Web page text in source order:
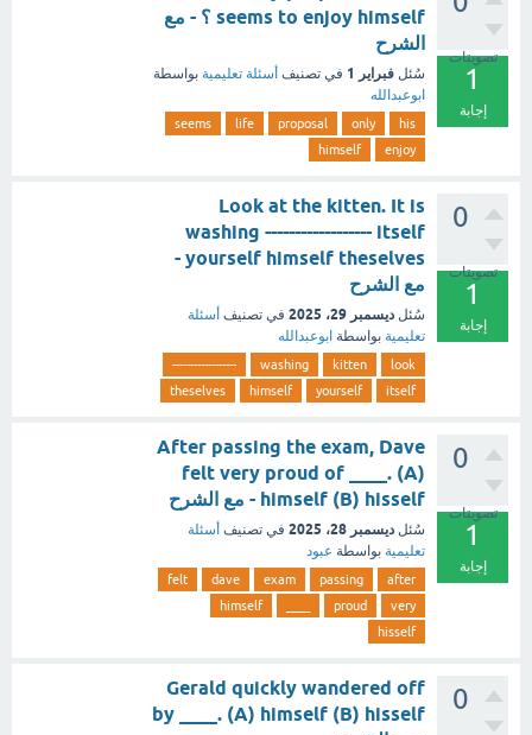
تصويتات
1
إجابة
seems to enjoy himself ؟ - مع
الشرح
سُئل فبراير 1 في تصنيف أسئلة تعليمية بواسطة
ابوعبدالله
his
only
proposal
life
seems
enjoy
himself
0
تصويتات
1
إجابة
Look at the kitten. It is
washing ------------------ itself
yourself himself theselves -
مع الشرح
سُئل ديسمبر 29، 2025 في تصنيف أسئلة
تعليمية بواسطة ابوعبدالله
look
kitten
washing
------------------
itself
yourself
himself
theselves
0
تصويتات
1
إجابة
After passing the exam, Dave
felt very proud of ____. (A)
himself (B) hisself - مع الشرح
سُئل ديسمبر 28، 2025 في تصنيف أسئلة
تعليمية بواسطة عبود
after
passing
exam
dave
felt
very
proud
himself
hisself
0
Gerald quickly wandered off
by ____. (A) himself (B) hisself